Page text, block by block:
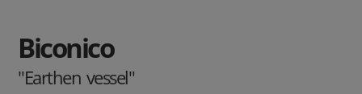
Biconico
"Earthen vessel"